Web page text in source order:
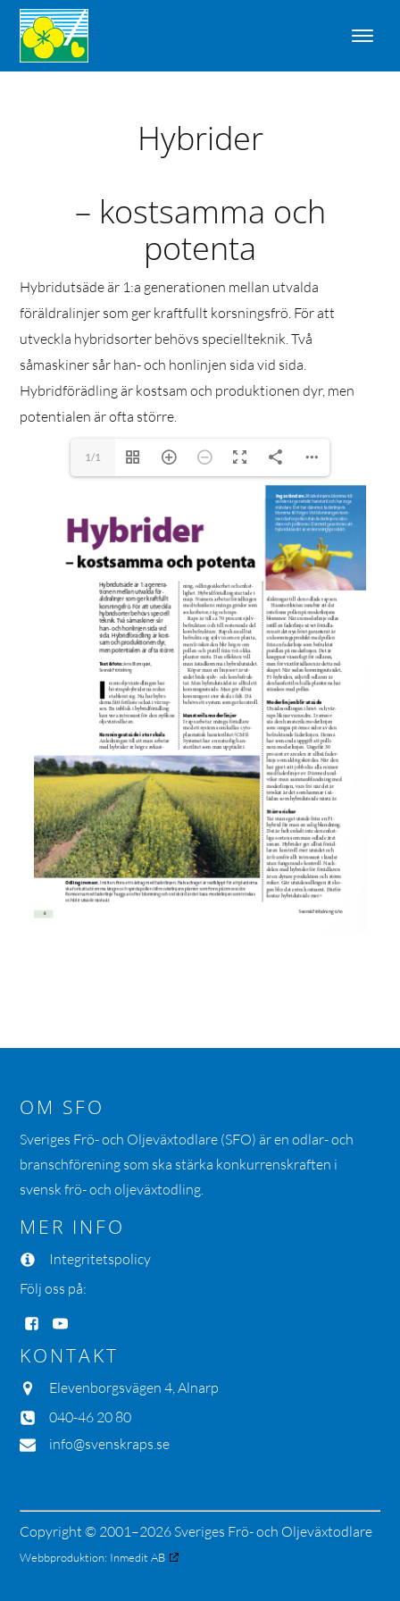
Hybrider
– kostsamma och
potenta
Hybridutsäde är 1:a generationen mellan utvalda
föräldralinjer som ger kraftfullt korsningsfrö. För att
utveckla hybridsorter behövs speciellteknik. Två
såmaskiner sår han- och honlinjen sida vid sida.
Hybridförädling är kostsam och produktionen dyr, men
potentialen är ofta större.
1/1
OM SFO
Sveriges Frö- och Oljeväxtodlare (SFO) är en odlar- och
branschförening som ska stärka konkurrenskraften i
svensk frö- och oljeväxtodling.
MER INFO
Integritetspolicy
Följ oss på:
KONTAKT
Elevenborgsvägen 4, Alnarp
040-46 20 80
info@svenskraps.se
Copyright © 2001–2026 Sveriges Frö- och Oljeväxtodlare
Webbproduktion: Inmedit AB